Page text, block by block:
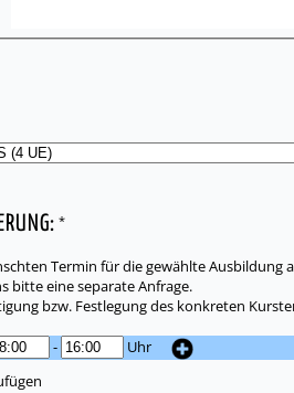
*
Termin für die gewählte
bitte eine separate Anfrage.
bzw. Festlegung des konkreten
-
Uhr